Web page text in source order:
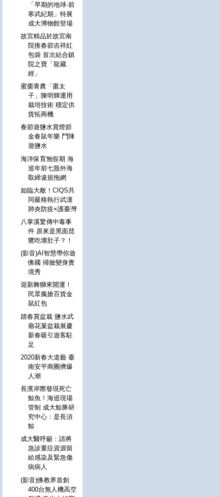
「早期的地球-前
寒武紀期」特展
成大博物館登場
故宮精品於故宮南
院推春節吉祥紅
包袋 首次結合鎮
院之寶「龍藏
經」
蜜棗青農「棗太
子」陳明輝運用
栽培技術 穩定供
貨拓商機
春節遊鹽水賞燈節
金春鼠年樂 鬥陣
遊鹽水
海洋保育無假期 海
巡年前七股外海
取締違規拖網
如臨大敵！CIQS共
同嚴格執行武漢
肺炎防疫×護臺灣
八掌溪驚傳中毒事
件 原來是黑面琵
鷺吃壞肚子？！
(影音)AI智慧帶你遊
佛國 掃臉變身實
境秀
迎新舞獅來開運！
民眾瘋搶百貨金
鼠紅包
踏春賞盆栽 鹽水武
廟花菓盆栽展慶
新春吸引遊客駐
足
2020新春大道藝 臺
南安平商圈擠爆
人潮
長濱岸際發現死亡
鯨魚！海巡現場
管制 成大鯨豚研
究中心：是長須
鯨
成大醫呼籲：請將
急診重症資源留
給感染及緊急傷
病病人
(影音)佛教界首創
400台無人機高空